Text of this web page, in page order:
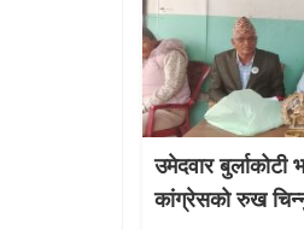
उमेदवार बुर्लाकोटी
कांग्रेसको रुख